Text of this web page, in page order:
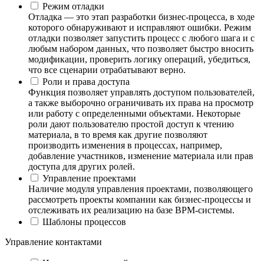
Режим отладки
Отладка — это этап разработки бизнес-процесса, в ходе
которого обнаруживают и исправляют ошибки. Режим
отладки позволяет запустить процесс с любого шага и с
любым набором данных, что позволяет быстро вносить
модификации, проверить логику операций, убедиться,
что все сценарии отрабатывают верно.
Роли и права доступа
Функция позволяет управлять доступом пользователей,
а также выборочно ограничивать их права на просмотр
или работу с определенными объектами. Некоторые
роли дают пользователю простой доступ к чтению
материала, в то время как другие позволяют
производить изменения в процессах, например,
добавление участников, изменение материала или прав
доступа для других ролей.
Управление проектами
Наличие модуля управления проектами, позволяющего
рассмотреть проекты компании как бизнес-процессы и
отслеживать их реализацию на базе BPM-системы.
Шаблоны процессов
Управление контактами